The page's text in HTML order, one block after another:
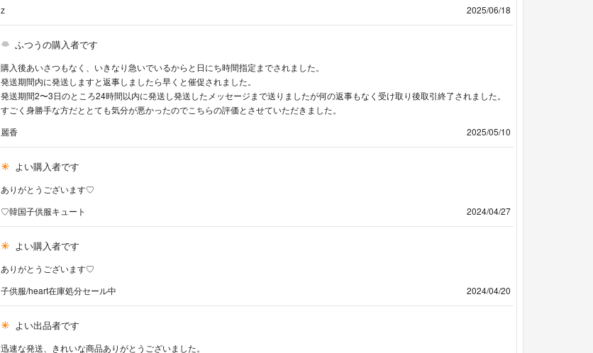
z 2025/06/18
ふつうの購入者です
購入後あいさつもなく、いきなり急いでいるからと日にち時間指定までされました。
発送期間内に発送しますと返事しましたら早くと催促されました。
発送期間2〜3日のところ24時間以内に発送し発送したメッセージまで送りましたが何の返事もなく受け取り後取引終了されました。
すごく身勝手な方だととても気分が悪かったのでこちらの評価とさせていただきました。
麗香
2025/05/10
よい購入者です
ありがとうございます♡
♡韓国子供服キュート
2024/04/27
よい購入者です
ありがとうございます♡
子供服/heart在庫処分セール中
2024/04/20
よい出品者です
迅速な発送、きれいな商品ありがとうございました。